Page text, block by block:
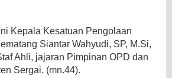
Kepala Kesatuan Pengolaan
Siantar Wahyudi, SP, M.Si,
Ahli, jajaran Pimpinan OPD dan
Sergai. (mn.44).